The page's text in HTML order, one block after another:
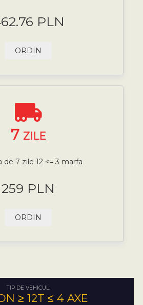
PLN
ORDIN
7 ZILE
de 7 zile 12 <= 3 marfa
259 PLN
ORDIN
TIP DE VEHICUL:
≥ 12T ≤ 4 AXE